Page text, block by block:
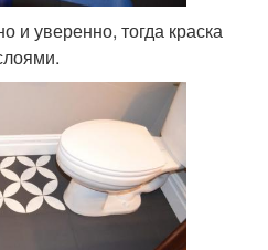
и уверенно, тогда краска